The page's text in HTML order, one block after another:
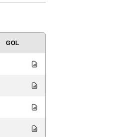
GOL